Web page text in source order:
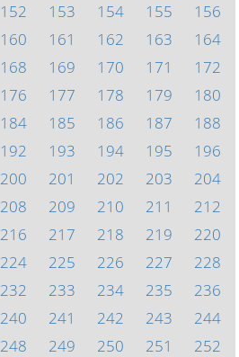
152 153 154 155
156
160 161 162 163
164
168 169 170 171
172
176 177 178 179
180
184 185 186 187
188
192 193 194 195
196
200 201 202 203
204
208 209 210 211
212
216 217 218 219
220
224 225 226 227
228
232 233 234 235
236
240 241 242 243
244
248 249 250 251
252